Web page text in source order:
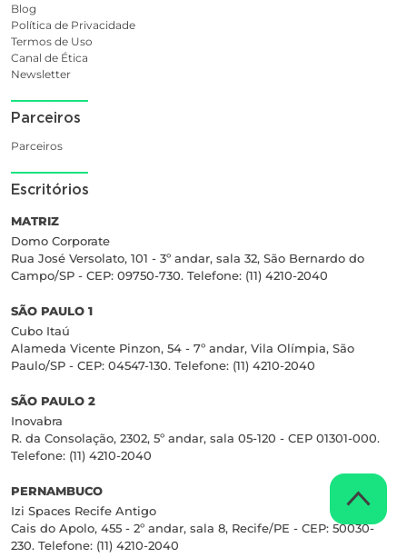
Blog
Política de Privacidade
Termos de Uso
Canal de Ética
Newsletter
Parceiros
Parceiros
Escritórios
MATRIZ
Domo Corporate
Rua José Versolato, 101 - 3º andar, sala 32, São Bernardo do
Campo/SP - CEP: 09750-730. Telefone: (11) 4210-2040
SÃO PAULO 1
Cubo Itaú
Alameda Vicente Pinzon, 54 - 7º andar, Vila Olímpia, São
Paulo/SP - CEP: 04547-130. Telefone: (11) 4210-2040
SÃO PAULO 2
Inovabra
R. da Consolação, 2302, 5º andar, sala 05-120 - CEP 01301-000.
Telefone: (11) 4210-2040
PERNAMBUCO
Izi Spaces Recife Antigo
Cais do Apolo, 455 - 2º andar, sala 8, Recife/PE - CEP: 50030-
230. Telefone: (11) 4210-2040